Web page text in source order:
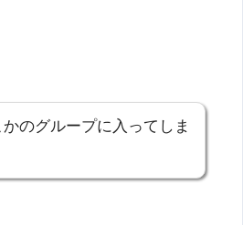
のグループに入ってしま